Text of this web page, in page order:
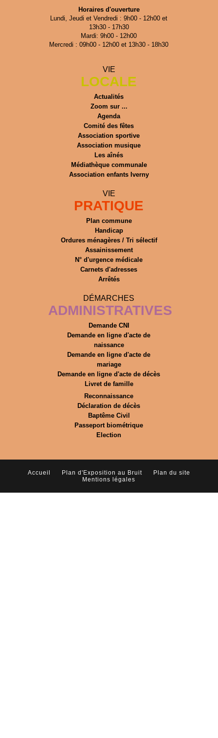
Horaires d'ouverture
Lundi, Jeudi et Vendredi : 9h00 - 12h00 et
13h30 - 17h30
Mardi: 9h00 - 12h00
Mercredi : 09h00 - 12h00 et 13h30 - 18h30
VIE
LOCALE
Actualités
Zoom sur ...
Agenda
Comité des fêtes
Association sportive
Association musique
Les aînés
Médiathèque communale
Association enfants Iverny
VIE
PRATIQUE
Plan commune
Handicap
Ordures ménagères / Tri sélectif
Assainissement
N° d'urgence médicale
Carnets d'adresses
Arrêtés
DÉMARCHES
ADMINISTRATIVES
Demande CNI
Demande en ligne d'acte de
naissance
Demande en ligne d'acte de
mariage
Demande en ligne d'acte de décès
Livret de famille
Reconnaissance
Déclaration de décès
Baptême Civil
Passeport biométrique
Election
Accueil Plan d'Exposition au Bruit
Plan du site
Mentions légales